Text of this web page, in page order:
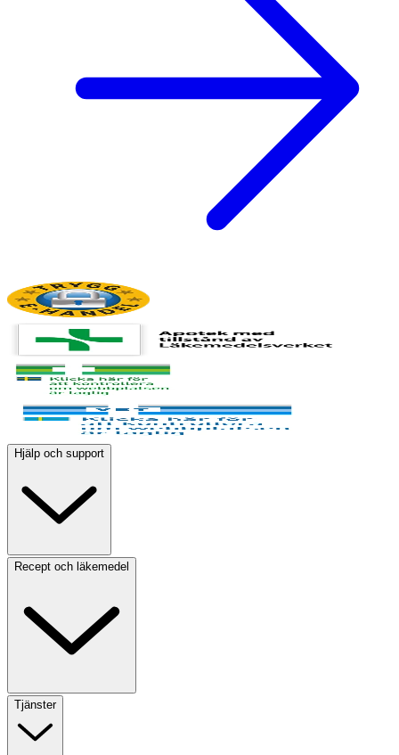
Hjälp och support
Recept och läkemedel
Tjänster